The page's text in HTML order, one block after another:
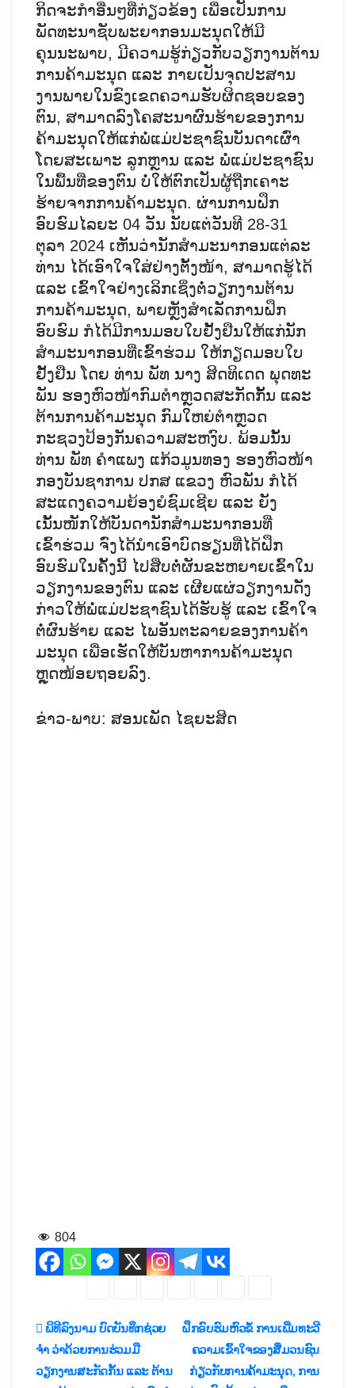
ກິດຈະກໍາອື່ນໆທີ່ກ່ຽວຂ້ອງ ເພື່ອເປັນການ
ພັດທະນາຊັບພະຍາກອນມະນຸດໃຫ້ມີ
ຄຸນນະພາບ, ມີຄວາມຮູ້ກ່ຽວກັບວຽກງານຕ້ານ
ການຄ້າມະນຸດ ແລະ ກາຍເປັນຈຸດປະສານ
ງານພາຍໃນຂົງເຂດຄວາມຮັບຜິດຊອບຂອງ
ຕົນ, ສາມາດລົງໂຄສະນາຜົນຮ້າຍຂອງການ
ຄ້າມະນຸດໃຫ້ແກ່ພໍ່ແມ່ປະຊາຊົນບັນດາເຜົ່າ
ໂດຍສະເພາະ ລູກຫຼານ ແລະ ພໍ່ແມ່ປະຊາຊົນ
ໃນພື້ນທີ່ຂອງຕົນ ບໍ່ໃຫ້ຕົກເປັນຜູ້ຖືກເຄາະ
ຮ້າຍຈາກການຄ້າມະນຸດ. ຜ່ານການຝຶກ
ອົບຮົມໄລຍະ 04 ວັນ ນັບແຕ່ວັນທີ 28-31
ຕຸລາ 2024 ເຫັນວ່ານັກສໍາມະນາກອນແຕ່ລະ
ທ່ານ ໄດ້ເອົາໃຈໃສ່ຢ່າງຕັ້ງໜ້າ, ສາມາດຮູ້ໄດ້
ແລະ ເຂົ້າໃຈຢ່າງເລິກເຊິ່ງຕໍ່ວຽກງານຕ້ານ
ການຄ້າມະນຸດ, ພາຍຫຼັງສໍາເລັດການຝຶກ
ອົບຮົມ ກໍໄດ້ມີການມອບໃບຢັ້ງຢືນໃຫ້ແກ່ນັກ
ສໍາມະນາກອນທີ່ເຂົ້າຮ່ວມ ໃຫ້ກຽດມອບໃບ
ຢັ້ງຢືນ ໂດຍ ທ່ານ ພັທ ນາງ ສິດທິເດດ ພຸດທະ
ພັນ ຮອງຫົວໜ້າກົມຕຳຫຼວດສະກັດກັ້ນ ແລະ
ຕ້ານການຄ້າມະນຸດ ກົມໃຫຍ່ຕຳຫຼວດ
ກະຊວງປ້ອງກັນຄວາມສະຫງົບ. ພ້ອມນັ້ນ
ທ່ານ ພັທ ຄຳແພງ ແກ້ວມູນທອງ ຮອງຫົວໜ້າ
ກອງບັນຊາການ ປກສ ແຂວງ ຫົວພັນ ກໍໄດ້
ສະແດງຄວາມຍ້ອງຍໍຊົມເຊີຍ ແລະ ຍັງ
ເນັ້ນໜັກໃຫ້ບັນດານັກສໍາມະນາກອນທີ່
ເຂົ້າຮ່ວມ ຈົ່ງໄດ້ນໍາເອົາບົດຮຽນທີ່ໄດ້ຝຶກ
ອົບຮົມໃນຄັ້ງນີ້ ໄປສືບຕໍ່ຜັນຂະຫຍາຍເຂົ້າໃນ
ວຽກງານຂອງຕົນ ແລະ ເຜີຍແຜ່ວຽກງານດັ່ງ
ກ່າວໃຫ້ພໍ່ແມ່ປະຊາຊົນໄດ້ຮັບຮູ້ ແລະ ເຂົ້າໃຈ
ຕໍ່ຜົນຮ້າຍ ແລະ ໄພອັນຕະລາຍຂອງການຄ້າ
ມະນຸດ ເພື່ອເຮັດໃຫ້ບັນຫາການຄ້າມະນຸດ
ຫຼຸດໜ້ອຍຖອຍລົງ.
ຂ່າວ-ພາບ: ສອນເພັດ ໄຊຍະສິດ
804
ເມ
ນູນ
ຝຶກອົບຮົມຫົວຂໍ້ ການເພີ່ມທະວີ
ຄວາມເຂົ້າໃຈຂອງສື່ມວນຊົນ
ກ່ຽວກັບການຄ້າມະນຸດ, ການ
ພິທີລົງນາມ ບົດບັນທຶກຊ່ວຍ
ຈໍາ ວ່າດ້ວຍການຮ່ວມມື
ວຽກງານສະກັດກັ້ນ ແລະ ຕ້ານ